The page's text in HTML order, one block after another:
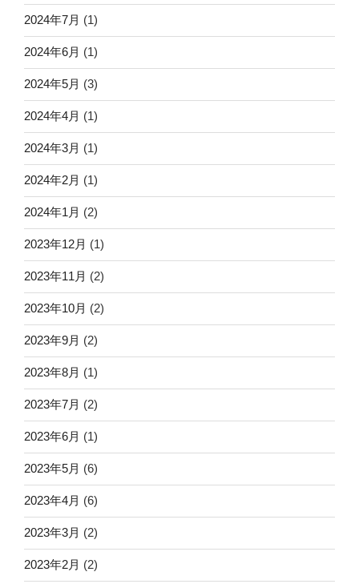
2024年7月 (1)
2024年6月 (1)
2024年5月 (3)
2024年4月 (1)
2024年3月 (1)
2024年2月 (1)
2024年1月 (2)
2023年12月 (1)
2023年11月 (2)
2023年10月 (2)
2023年9月 (2)
2023年8月 (1)
2023年7月 (2)
2023年6月 (1)
2023年5月 (6)
2023年4月 (6)
2023年3月 (2)
2023年2月 (2)